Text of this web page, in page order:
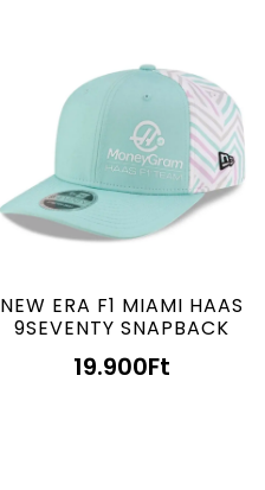
NEW ERA F1 MIAMI HAAS
9SEVENTY SNAPBACK
19.900Ft